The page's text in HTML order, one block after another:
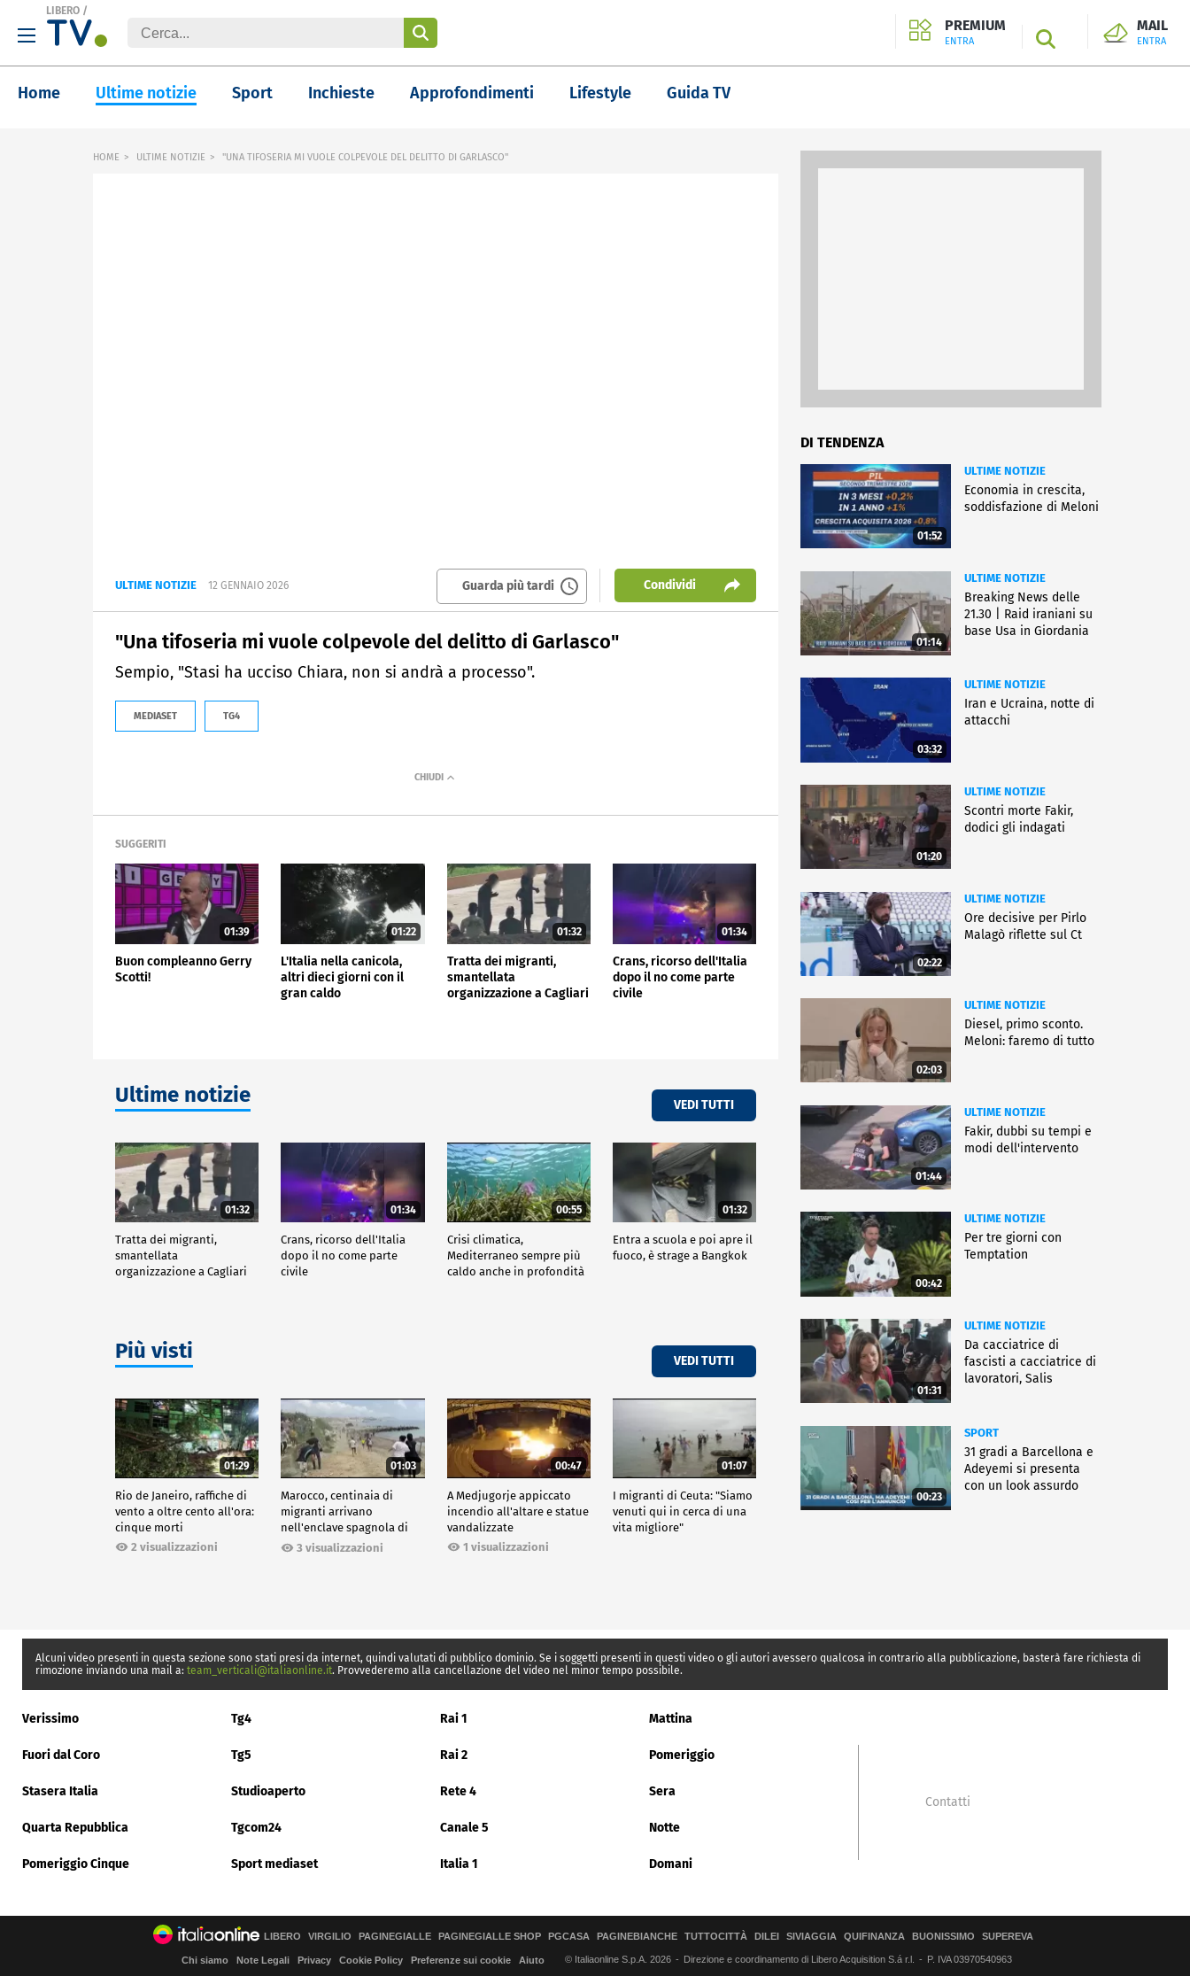
LIBERO /
PREMIUM
ENTRA SEARCH
MAIL
ENTRA
Home Ultime notizie Sport Inchieste Approfondimenti Lifestyle Guida TV
HOME ULTIME NOTIZIE "UNA TIFOSERIA MI VUOLE COLPEVOLE DEL DELITTO DI GARLASCO"
ULTIME NOTIZIE 12 GENNAIO 2026 Guarda più tardi Condividi
"Una tifoseria mi vuole colpevole del delitto di Garlasco"
Sempio, "Stasi ha ucciso Chiara, non si andrà a processo".
MEDIASET TG4
SUGGERITI
01:39
Buon compleanno Gerry
Scotti!
01:22
L'Italia nella canicola,
altri dieci giorni con il
gran caldo
01:32
Tratta dei migranti,
smantellata
organizzazione a Cagliari
01:34
Crans, ricorso dell'Italia
dopo il no come parte
civile
Ultime notizie VEDI TUTTI
01:32
Tratta dei migranti,
smantellata
organizzazione a Cagliari
01:34
Crans, ricorso dell'Italia
dopo il no come parte
civile
00:55
Crisi climatica,
Mediterraneo sempre più
caldo anche in profondità
01:32
Entra a scuola e poi apre il
fuoco, è strage a Bangkok
Più visti VEDI TUTTI
01:29
Rio de Janeiro, raffiche di
vento a oltre cento all'ora:
cinque morti
2 visualizzazioni
01:03
Marocco, centinaia di
migranti arrivano
nell'enclave spagnola di
Ceuta3 visualizzazioni
00:47
A Medjugorje appiccato
incendio all'altare e statue
vandalizzate
1 visualizzazioni
01:07
I migranti di Ceuta: "Siamo
venuti qui in cerca di una
vita migliore"
DI TENDENZA
01:52
ULTIME NOTIZIE
Economia in crescita,
soddisfazione di Meloni
01:14
ULTIME NOTIZIE
Breaking News delle
21.30 | Raid iraniani su
base Usa in Giordania
03:32
ULTIME NOTIZIE
Iran e Ucraina, notte di
attacchi
01:20
ULTIME NOTIZIE
Scontri morte Fakir,
dodici gli indagati
02:22
ULTIME NOTIZIE
Ore decisive per Pirlo
Malagò riflette sul Ct
02:03
ULTIME NOTIZIE
Diesel, primo sconto.
Meloni: faremo di tutto
01:44
ULTIME NOTIZIE
Fakir, dubbi su tempi e
modi dell'intervento
00:42
ULTIME NOTIZIE
Per tre giorni con
Temptation
01:31
ULTIME NOTIZIE
Da cacciatrice di
fascisti a cacciatrice di
lavoratori, Salis
00:23
SPORT
31 gradi a Barcellona e
Adeyemi si presenta
con un look assurdo
Alcuni video presenti in questa sezione sono stati presi da internet, quindi valutati di pubblico dominio. Se i soggetti presenti in questi video o gli autori avessero qualcosa in contrario alla pubblicazione, basterà fare richiesta di
rimozione inviando una mail a: team_verticali@italiaonline.it. Provvederemo alla cancellazione del video nel minor tempo possibile.
Verissimo Tg4 Rai 1 Mattina
Fuori dal Coro Tg5 Rai 2 Pomeriggio
Stasera Italia Studioaperto Rete 4 Sera
Quarta Repubblica Tgcom24 Canale 5 Notte
Pomeriggio Cinque Sport mediaset Italia 1 Domani
Contatti
LIBERO VIRGILIO PAGINEGIALLE PAGINEGIALLE SHOP PGCASA PAGINEBIANCHE TUTTOCITTÀ DILEI SIVIAGGIA QUIFINANZA BUONISSIMO SUPEREVA
Chi siamo Note Legali Privacy Cookie Policy Preferenze sui cookie Aiuto © Italiaonline S.p.A. 2026 Direzione e coordinamento di Libero Acquisition S.á r.l. P. IVA 03970540963